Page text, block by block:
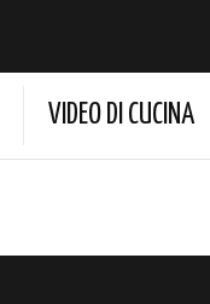
VIDEO DI CUCINA